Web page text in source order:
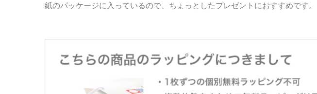
紙のパッケージに入っているので、ちょっとしたプレゼントにおすすめです。